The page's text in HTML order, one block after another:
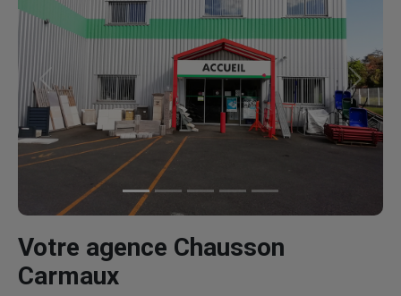
Précédent Suivant
Votre agence Chausson
Carmaux